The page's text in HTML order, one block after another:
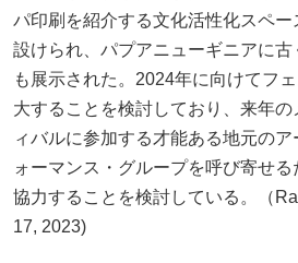
パ印刷を紹介する文化活性化スペ
設けられ、パプアニューギニアに
も展示された。2024年に向けてフ
大することを検討しており、来年
ィバルに参加する才能ある地元の
ォーマンス・グループを呼び寄せ
協力することを検討している。（
17, 2023)